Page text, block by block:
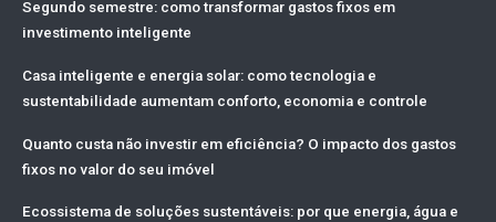
Segundo semestre: como transformar gastos fixos em
investimento inteligente
Casa inteligente e energia solar: como tecnologia e
sustentabilidade aumentam conforto, economia e controle
Quanto custa não investir em eficiência? O impacto dos gastos
fixos no valor do seu imóvel
Ecossistema de soluções sustentáveis: por que energia, água e